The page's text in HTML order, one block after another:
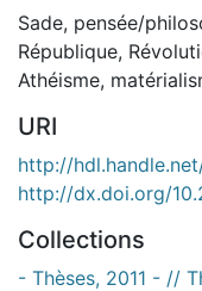
Sade, pensée/
République,
Athéisme,
URI
http://
http://dx.doi.org/
Collections
- Thèses, 2011 - //